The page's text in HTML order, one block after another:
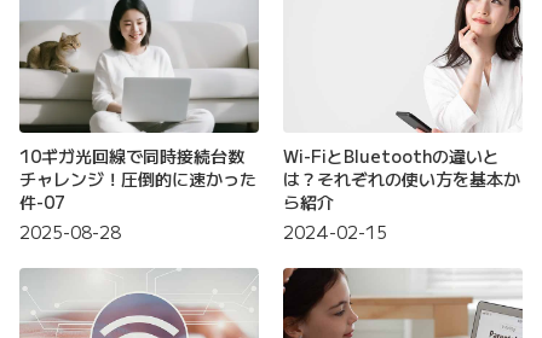
10ギガ光回線で同時接続台数
チャレンジ！圧倒的に速かった
件-07
2025-08-28
Wi-FiとBluetoothの違いと
は？それぞれの使い方を基本か
ら紹介
2024-02-15